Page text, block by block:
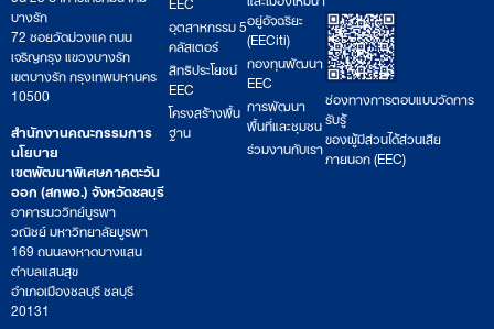
บางรัก
72 ซอยวัดม่วงแค ถนน
เจริญกรุง แขวงบางรัก
เขตบางรัก กรุงเทพมหานคร
10500
สำนักงานคณะกรรมการ
นโยบาย
เขตพัฒนาพิเศษภาคตะวัน
ออก (สกพอ.) จังหวัดชลบุรี
อาคารนววิทย์บูรพา
วณิชย์ มหาวิทยาลัยบูรพา
169 ถนนลงหาดบางแสน
ตำบลแสนสุข
อำเภอเมืองชลบุรี ชลบุรี
20131
อุตสาหกรรม 5
คลัสเตอร์
สิทธิประโยชน์
EEC
โครงสร้างพื้น
ฐาน
อยู่อัจฉริยะ
(EECiti)
กองทุนพัฒนา
EEC
การพัฒนา
พื้นที่และชุมชน
ร่วมงานกับเรา
ช่องทางการตอบแบบวัดการ
รับรู้
ของผู้มีส่วนได้ส่วนเสีย
ภายนอก (EEC)